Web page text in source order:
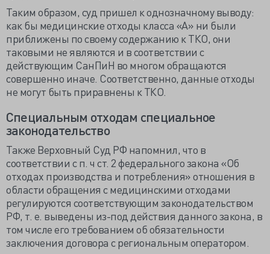
Таким образом, суд пришел к однозначному выводу:
как бы медицинские отходы класса «А» ни были
приближены по своему содержанию к ТКО, они
таковыми не являются и в соответствии с
действующим СанПиН во многом обращаются
совершенно иначе. Соответственно, данные отходы
не могут быть приравнены к ТКО.
Специальным отходам специальное
законодательство
Также Верховный Суд РФ напомнил, что в
соответствии с п. ч ст. 2 федерального закона «Об
отходах производства и потребления» отношения в
области обращения с медицинскими отходами
регулируются соответствующим законодательством
РФ, т. е. выведены из-под действия данного закона, в
том числе его требованием об обязательности
заключения договора с региональным оператором.